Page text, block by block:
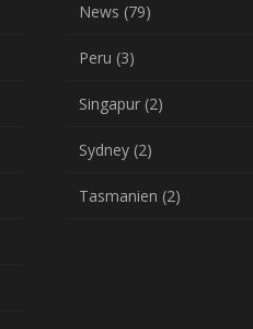
News (79)
Peru (3)
Singapur (2)
Sydney (2)
Tasmanien (2)